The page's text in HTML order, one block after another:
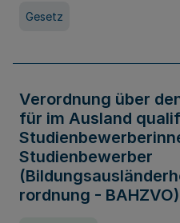
Gesetz
Verordnung über
für im Ausland
Studienbewerber
rordnung - BAHZVO)